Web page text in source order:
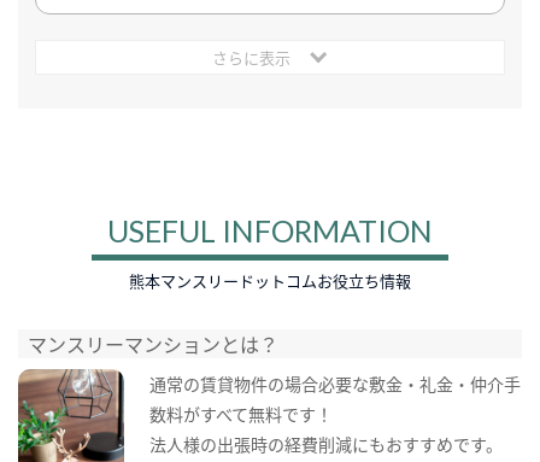
さらに表示
USEFUL INFORMATION
熊本マンスリードットコムお役立ち情報
マンスリーマンションとは？
通常の賃貸物件の場合必要な敷金・礼金・仲介手
数料がすべて無料です！
法人様の出張時の経費削減にもおすすめです。